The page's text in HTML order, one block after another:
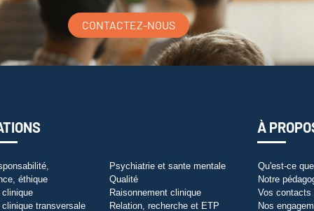
CONTACTEZ-NOUS
À
éthique
clinique
clinique transversale
Psychiatrie et sante mentale
Qualité
Raisonnement clinique
Relation, recherche et ETP
Qu'est-ce
Notre
Vos contacts
Nos